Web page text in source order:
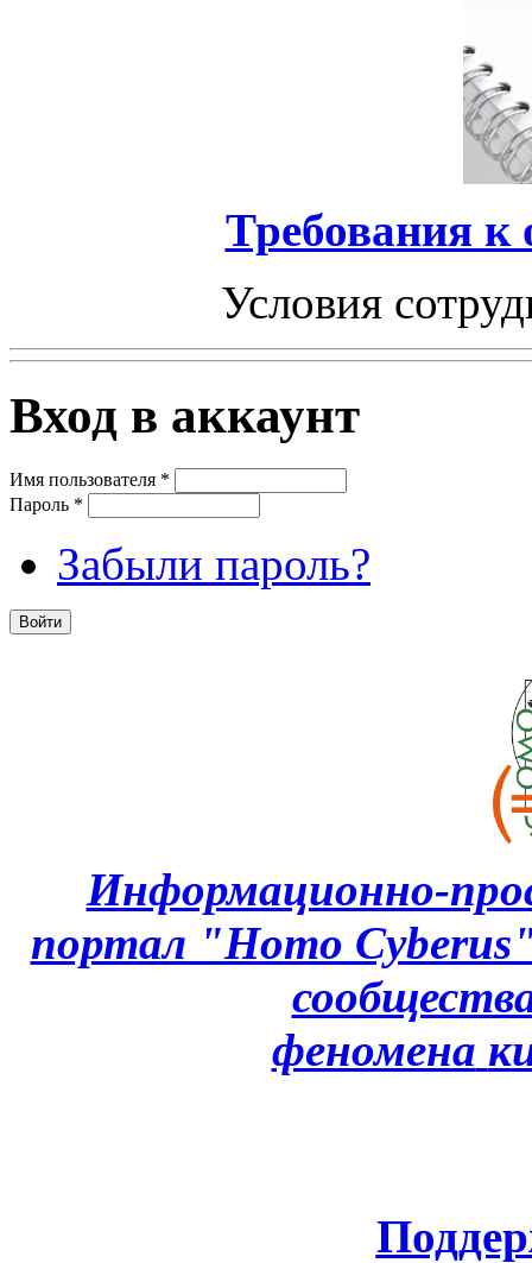
Требования к
Условия
Вход в аккаунт
Имя пользователя *
Пароль *
Забыли пароль?
Информационно-
портал "Homo
феномена